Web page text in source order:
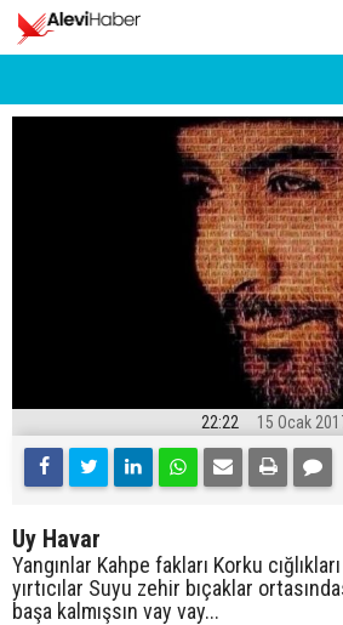
22:22 15 Ocak
Uy Havar
Yangınlar Kahpe fakları Korku
yırtıcılar Suyu zehir bıçaklar
başa kalmışsın vay vay...